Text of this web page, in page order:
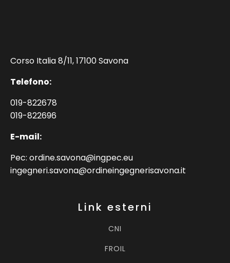
Corso Italia 8/11, 17100 Savona
Telefono:
019-822678
019-822696
E-mail:
Pec: ordine.savona@ingpec.eu
ingegneri.savona@ordineingegnerisavona.it
Link esterni
CNI
FROIL